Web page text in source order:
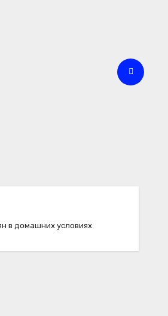
в домашних условиях